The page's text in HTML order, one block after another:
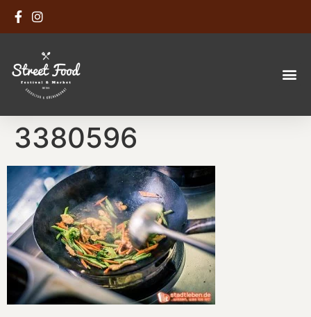
3380596